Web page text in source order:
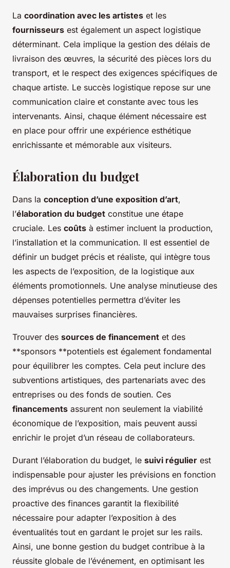
La coordination avec les artistes et les
fournisseurs est également un aspect logistique
déterminant. Cela implique la gestion des délais de
livraison des œuvres, la sécurité des pièces lors du
transport, et le respect des exigences spécifiques de
chaque artiste. Le succès logistique repose sur une
communication claire et constante avec tous les
intervenants. Ainsi, chaque élément nécessaire est
en place pour offrir une expérience esthétique
enrichissante et mémorable aux visiteurs.
Élaboration du budget
Dans la conception d’une exposition d’art,
l’élaboration du budget constitue une étape
cruciale. Les coûts à estimer incluent la production,
l’installation et la communication. Il est essentiel de
définir un budget précis et réaliste, qui intègre tous
les aspects de l’exposition, de la logistique aux
éléments promotionnels. Une analyse minutieuse des
dépenses potentielles permettra d’éviter les
mauvaises surprises financières.
Trouver des sources de financement et des
**sponsors **potentiels est également fondamental
pour équilibrer les comptes. Cela peut inclure des
subventions artistiques, des partenariats avec des
entreprises ou des fonds de soutien. Ces
financements assurent non seulement la viabilité
économique de l’exposition, mais peuvent aussi
enrichir le projet d’un réseau de collaborateurs.
Durant l’élaboration du budget, le suivi régulier est
indispensable pour ajuster les prévisions en fonction
des imprévus ou des changements. Une gestion
proactive des finances garantit la flexibilité
nécessaire pour adapter l’exposition à des
éventualités tout en gardant le projet sur les rails.
Ainsi, une bonne gestion du budget contribue à la
réussite globale de l’événement, en optimisant les